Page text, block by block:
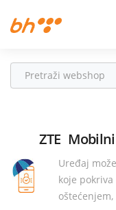
Fiksna
Televizija
Dom
Uređaji
ZTE Mobilni
Uređaj
koje